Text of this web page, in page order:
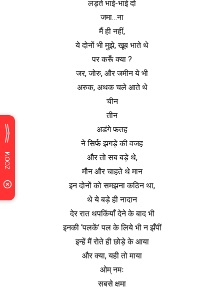
लड़ते भाई-भाई दो
जमा…ना
मैं ही नहीं,
ये दोनों भी मुझे, खूूब भाते थे
पर करूँ क्या ?
जर, जोरु, और जमीन ये भी
अरुक, अथक चले आते थे
चीन
तीन
अडंगे फतह
ने सिर्फ झगड़े की वजह
और तो सब बड़े थे,
मौन और चाहते थे मान
इन दोनों को समझना कठिन था,
थे ये बड़े ही नादान
देर रात थपकिंयाँ देने के बाद भी
इनकी ‘पलकें’ पल के लिये भी न झँपीं
इन्हें मैं रोते ही छोड़े के आया
और क्या, यही तो माया
ओम् नमः
सबसे क्षमा